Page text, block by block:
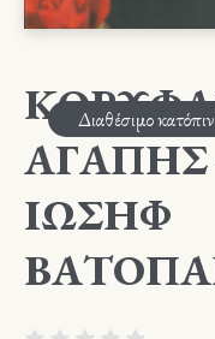
ΑΓΑΠΗΣ
ΙΩΣΗΦ
Διαθέσιμο